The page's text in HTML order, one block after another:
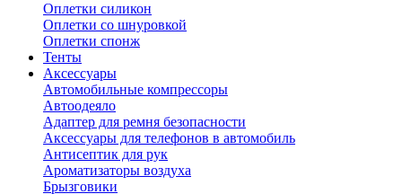
Оплетки силикон
Оплетки со шнуровкой
Оплетки спонж
Тенты
Аксессуары
Автомобильные компрессоры
Автоодеяло
Адаптер для ремня безопасности
Аксессуары для телефонов в автомобиль
Антисептик для рук
Ароматизаторы воздуха
Брызговики